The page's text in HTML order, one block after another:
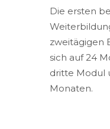
Die ersten
zweitägigen
sich auf 24
dritte Modul
Monaten.